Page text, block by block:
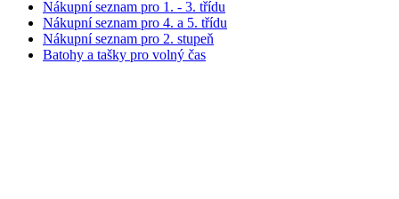
Nákupní seznam pro 1. - 3. třídu
Nákupní seznam pro 4. a 5. třídu
Nákupní seznam pro 2. stupeň
Batohy a tašky pro volný čas